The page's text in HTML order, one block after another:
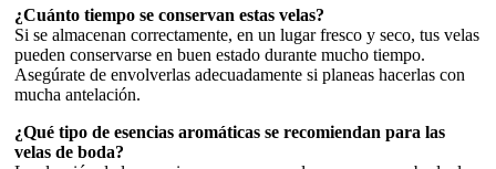
¿Cuánto tiempo se conservan estas velas?
Si se almacenan correctamente, en un lugar fresco y seco, tus velas
pueden conservarse en buen estado durante mucho tiempo.
Asegúrate de envolverlas adecuadamente si planeas hacerlas con
mucha antelación.
¿Qué tipo de esencias aromáticas se recomiendan para las
velas de boda?